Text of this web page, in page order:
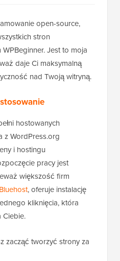
open-source,
stron
Jest to moja
daje Ci maksymalną
nad Twoją witryną.
hostowanych
z WordPress.org
i hostingu
pracy jest
większość firm
Bluehost, oferuje instalację
kliknięcia, która
zacząć tworzyć strony za